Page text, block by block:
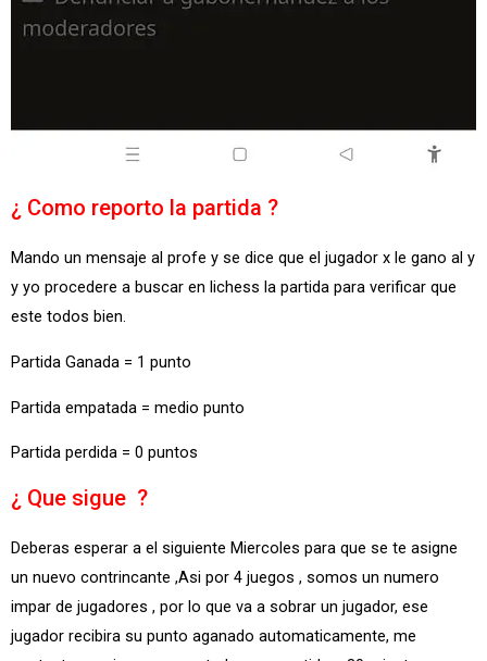
¿ Como reporto la partida ?
Mando un mensaje al profe y se dice que el jugador x le gano al y
y yo procedere a buscar en lichess la partida para verificar que
este todos bien.
Partida Ganada = 1 punto
Partida empatada = medio punto
Partida perdida = 0 puntos
¿ Que sigue ?
Deberas esperar a el siguiente Miercoles para que se te asigne
un nuevo contrincante ,Asi por 4 juegos , somos un numero
impar de jugadores , por lo que va a sobrar un jugador, ese
jugador recibira su punto aganado automaticamente, me